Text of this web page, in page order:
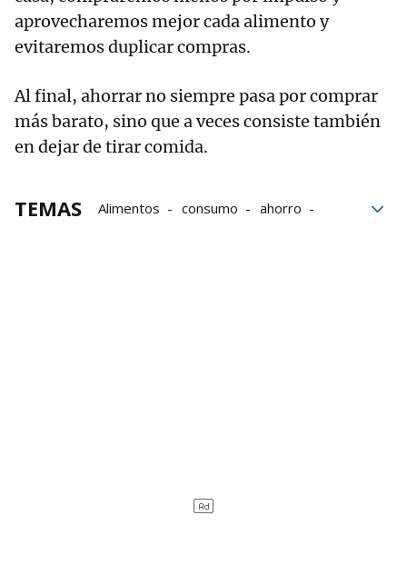
aprovecharemos mejor cada alimento y
evitaremos duplicar compras.
Al final, ahorrar no siempre pasa por comprar
más barato, sino que a veces consiste también
en dejar de tirar comida.
TEMAS Alimentos consumo
ahorro